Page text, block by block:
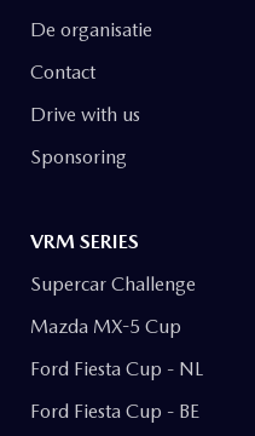
De organisatie
Contact
Drive with us
Sponsoring
VRM SERIES
Supercar Challenge
Mazda MX-5 Cup
Ford Fiesta Cup - NL
Ford Fiesta Cup - BE